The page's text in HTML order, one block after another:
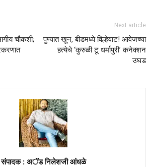
चौकशी;
Next article
पुण्यात खून, बीडमध्ये विल्हेवाट! आवेजच्या
हत्येचे ‘कुरुळी टू धर्मापुरी’ कनेक्शन
उघड
संपादक : अॅड निलेशजी आंधळे